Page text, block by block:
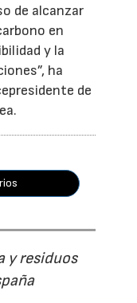
de alcanzar
en
y la
ha
de
y residuos